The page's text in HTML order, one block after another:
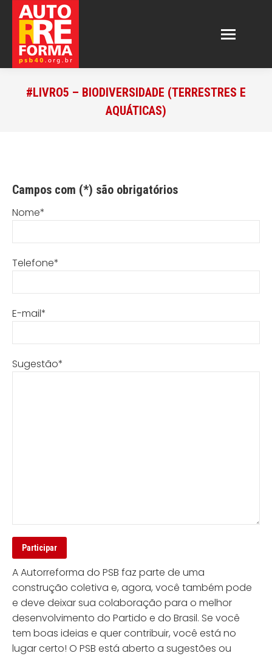
#LIVRO5 – BIODIVERSIDADE (TERRESTRES E
AQUÁTICAS)
Campos com (*) são obrigatórios
Nome*
Telefone*
E-mail*
Sugestão*
A Autorreforma do PSB faz parte de uma
construção coletiva e, agora, você também pode
e deve deixar sua colaboração para o melhor
desenvolvimento do Partido e do Brasil. Se você
tem boas ideias e quer contribuir, você está no
lugar certo! O PSB está aberto a sugestões ou